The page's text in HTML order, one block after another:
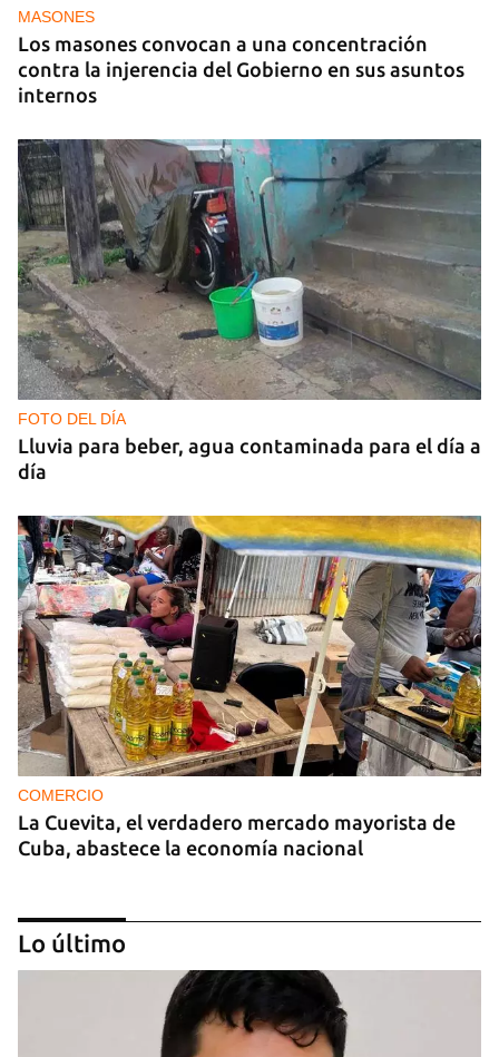
MASONES
Los masones convocan a una concentración
contra la injerencia del Gobierno en sus asuntos
internos
FOTO DEL DÍA
Lluvia para beber, agua contaminada para el día a
día
COMERCIO
La Cuevita, el verdadero mercado mayorista de
Cuba, abastece la economía nacional
Lo último